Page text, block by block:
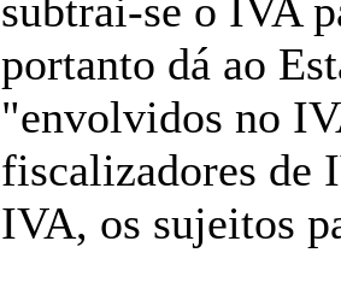
subtrai-se o IVA
portanto dá ao
"envolvidos no
fiscalizadores de
IVA, os sujeitos